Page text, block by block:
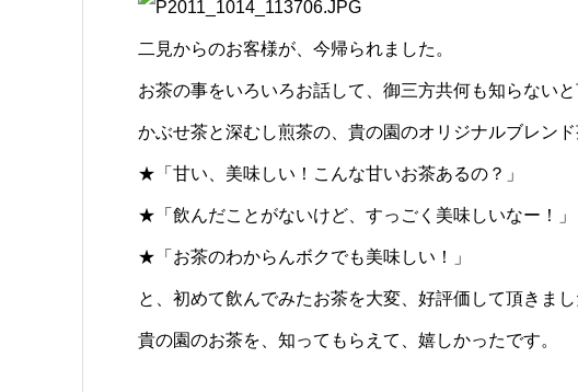
二見からのお客様が、今帰られました。
お茶の事をいろいろお話して、御三方共何も知らないと
かぶせ茶と深むし煎茶の、貴の園のオリジナルブレン
★「甘い、美味しい！こんな甘いお茶あるの？」
★「飲んだことがないけど、すっごく美味しいなー！」
★「お茶のわからんボクでも美味しい！」
と、初めて飲んでみたお茶を大変、好評価して頂きまし
貴の園のお茶を、知ってもらえて、嬉しかったです。